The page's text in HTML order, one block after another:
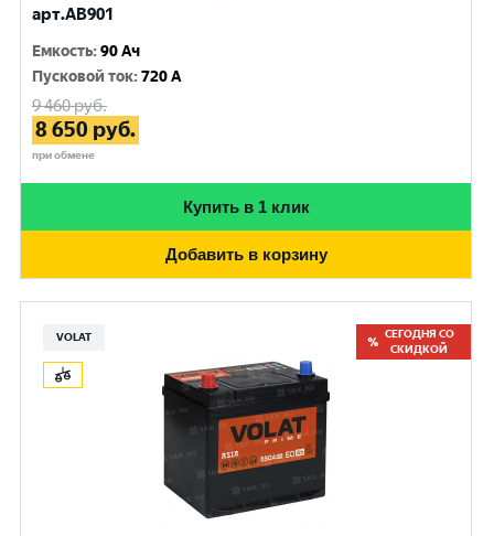
арт.AB901
Емкость:90 Ач
Пусковой ток:720 A
9 460руб.
8 650 руб.
при обмене
Купить в 1 клик
Добавить в корзину
VOLAT
СЕГОДНЯ СО
СКИДКОЙ